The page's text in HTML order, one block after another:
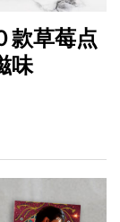
款草莓点
味